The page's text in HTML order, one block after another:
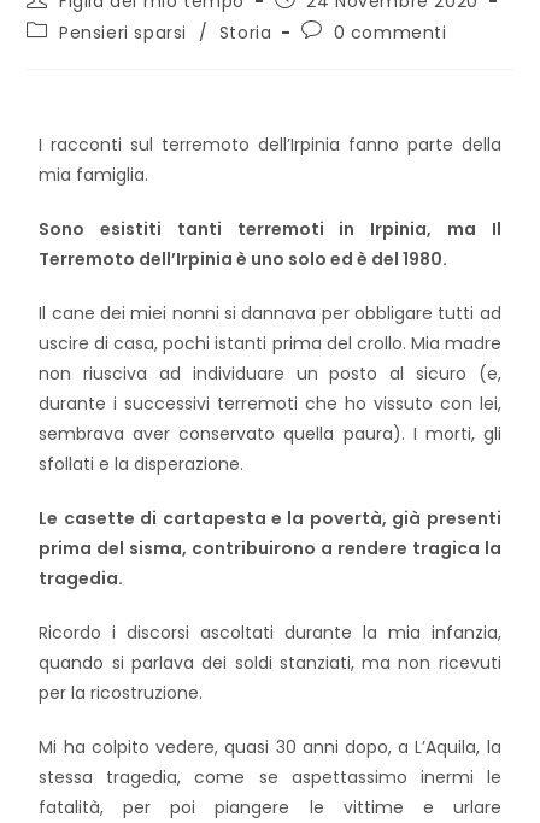
Pensieri sparsi
/ Storia 0 commenti
I racconti sul terremoto dell’Irpinia fanno parte della
mia famiglia.
Sono esistiti tanti terremoti in Irpinia, ma Il
Terremoto dell’Irpinia è uno solo ed è del 1980.
Il cane dei miei nonni si dannava per obbligare tutti ad
uscire di casa, pochi istanti prima del crollo. Mia madre
non riusciva ad individuare un posto al sicuro (e,
durante i successivi terremoti che ho vissuto con lei,
sembrava aver conservato quella paura). I morti, gli
sfollati e la disperazione.
Le casette di cartapesta e la povertà, già presenti
prima del sisma, contribuirono a rendere tragica la
tragedia.
Ricordo i discorsi ascoltati durante la mia infanzia,
quando si parlava dei soldi stanziati, ma non ricevuti
per la ricostruzione.
Mi ha colpito vedere, quasi 30 anni dopo, a L’Aquila, la
stessa tragedia, come se aspettassimo inermi le
fatalità, per poi piangere le vittime e urlare